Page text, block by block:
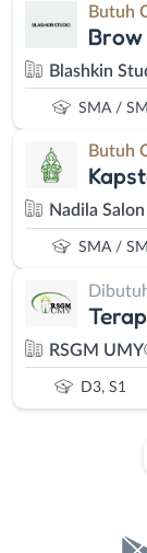
Butuh
Blashkin
SMA /
Butuh
Nadila
SMA /
RSGM UMY
D3, S1